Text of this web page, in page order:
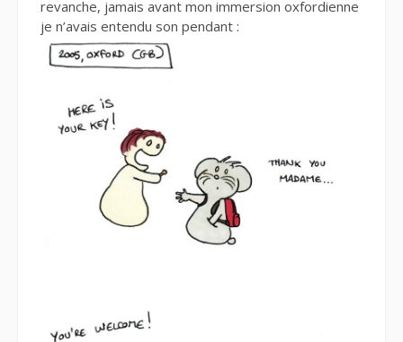
revanche, jamais avant mon immersion oxfordienne
je n’avais entendu son pendant :